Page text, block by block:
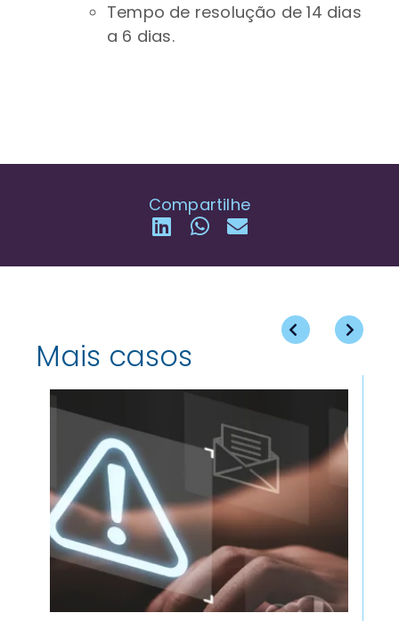
Tempo de resolução de 14 dias
a 6 dias.
Compartilhe
Mais casos